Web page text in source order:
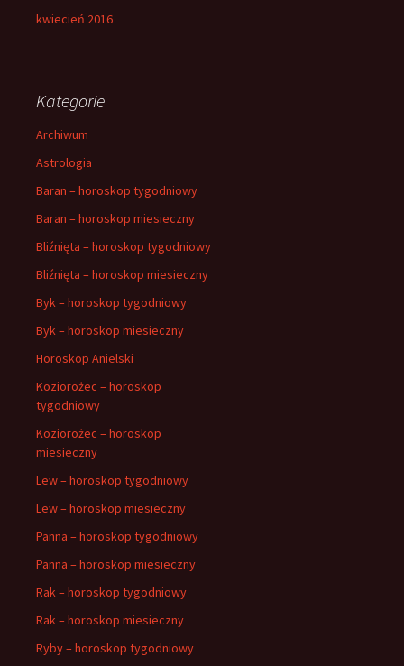
kwiecień 2016
Kategorie
Archiwum
Astrologia
Baran – horoskop tygodniowy
Baran – horoskop miesieczny
Bliźnięta – horoskop tygodniowy
Bliźnięta – horoskop miesieczny
Byk – horoskop tygodniowy
Byk – horoskop miesieczny
Horoskop Anielski
Koziorożec – horoskop
tygodniowy
Koziorożec – horoskop
miesieczny
Lew – horoskop tygodniowy
Lew – horoskop miesieczny
Panna – horoskop tygodniowy
Panna – horoskop miesieczny
Rak – horoskop tygodniowy
Rak – horoskop miesieczny
Ryby – horoskop tygodniowy